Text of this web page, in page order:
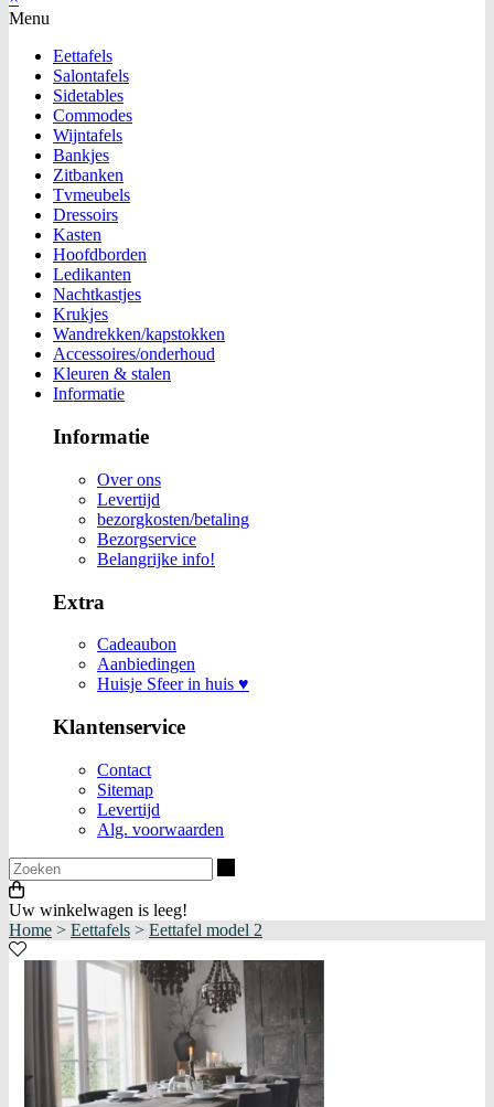
Menu
Eettafels
Salontafels
Sidetables
Commodes
Wijntafels
Bankjes
Zitbanken
Tvmeubels
Dressoirs
Kasten
Hoofdborden
Ledikanten
Nachtkastjes
Krukjes
Wandrekken/kapstokken
Accessoires/onderhoud
Kleuren & stalen
Informatie
Informatie
Over ons
Levertijd
bezorgkosten/betaling
Bezorgservice
Belangrijke info!
Extra
Cadeaubon
Aanbiedingen
Huisje Sfeer in huis ♥
Klantenservice
Contact
Sitemap
Levertijd
Alg. voorwaarden
Uw winkelwagen is leeg!
Home > Eettafels > Eettafel model 2